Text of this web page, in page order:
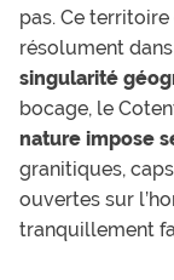
pas. Ce territoire
résolument
singularité
bocage, le
nature impose
granitiques,
ouvertes sur
tranquillement